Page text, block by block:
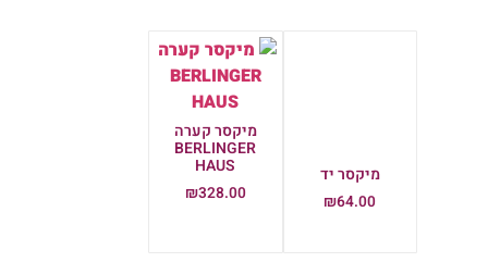
מיקסר קערה
BERLINGER
HAUS
₪328.00